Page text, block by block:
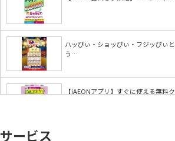
ハッぴぃ・ショッぴぃ・フジッぴぃ
う…
【iAEONアプリ】すぐに使える無料
サービス